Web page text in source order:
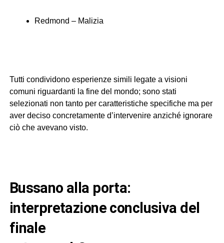
Redmond – Malizia
Tutti condividono esperienze simili legate a visioni
comuni riguardanti la fine del mondo; sono stati
selezionati non tanto per caratteristiche specifiche ma per
aver deciso concretamente d’intervenire anziché ignorare
ciò che avevano visto.
bussano alla porta:
interpretazione conclusiva del
finale